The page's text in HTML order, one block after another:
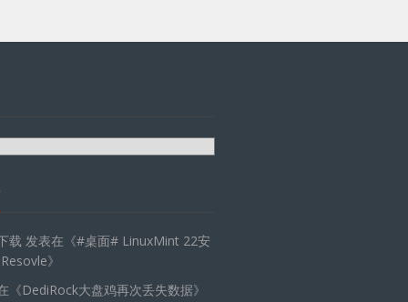
载 发表在《#桌面# LinuxMint 22安
》
《DediRock大盘鸡再次丢失数据》